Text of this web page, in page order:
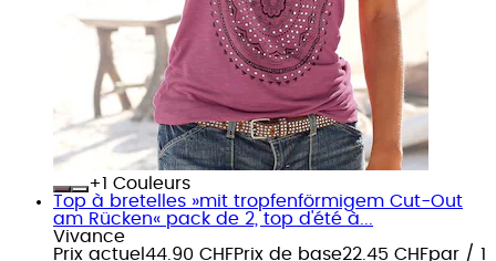
+
Couleurs
Top à bretelles »mit tropfenförmigem Cut-Out
am Rücken« pack de 2, top d'été à...
Vivance
Prix actuel 44.90 CHFPrix de base22.45 CHFpar / 1